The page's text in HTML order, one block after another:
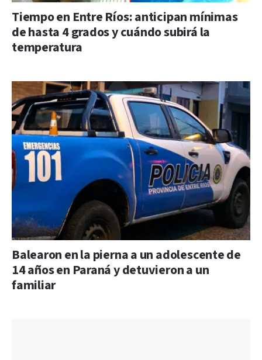
Tiempo en Entre Ríos: anticipan mínimas
de hasta 4 grados y cuándo subirá la
temperatura
Balearon en la pierna a un adolescente de
14 años en Paraná y detuvieron a un
familiar